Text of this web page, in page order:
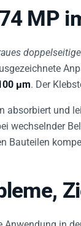
MP
µm . Der
absorbiert und
wechselnder
Bauteilen
Anwendung in